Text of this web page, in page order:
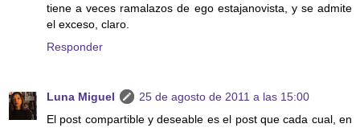
tiene a veces ramalazos de ego estajanovista, y se admite
el exceso, claro.
Responder
Luna Miguel
25 de agosto de 2011 a las 15:00
El post compartible y deseable es el post que cada cual, en